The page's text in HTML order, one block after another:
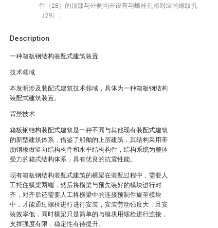
Description
一种箱板钢结构装配式建筑装置
技术领域
本发明涉及装配式建筑技术领域，具体为一种箱板钢结构
装配式建筑装置。
背景技术
箱板钢结构装配式建筑是一种不同与其他现有装配式建筑
的新型建筑体系，借鉴了船舶的上层建筑，其结构采用带
肋钢板做竖向结构构件和水平结构构件，结构系统为整体
受力的箱式结构体系，具有优良的抗震性能。
现有箱板钢结构装配式建筑的横梁在装配过程中，需要人
工托住横梁两端，然后将横梁与预先装好的模块进行对
齐，对齐后还需要人工将横梁中的连接预制件旋至模块
中，才能通过螺栓进行进行安装，安装劳动强度大，且安
装效率低，同时横梁只是简单的与模块用螺栓进行连接，
支撑强度有限，稳定性有待提升。
件（28）的顶部与外侧均开设有与螺栓孔相对应的螺纹孔
（29）。